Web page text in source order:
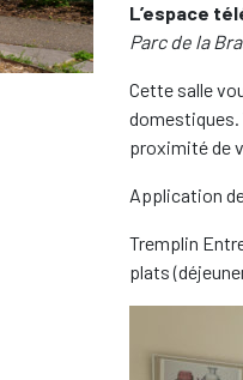
L’espace
Parc de la
Cette salle
domestiques.
proximité de
Application
Tremplin
plats